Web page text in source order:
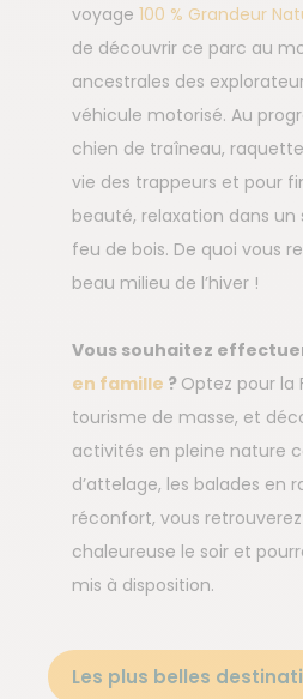
voyage 100 % Grandeur
de découvrir ce parc au
ancestrales des
véhicule motorisé. Au
chien de traîneau,
vie des trappeurs et pour
beauté, relaxation dans
feu de bois. De quoi vous
beau milieu de l’hiver !
Vous souhaitez
en famille ? Optez pour la
tourisme de masse, et
activités en pleine nature
d’attelage, les balades en
réconfort, vous
chaleureuse le soir et
mis à disposition.
Les plus belles